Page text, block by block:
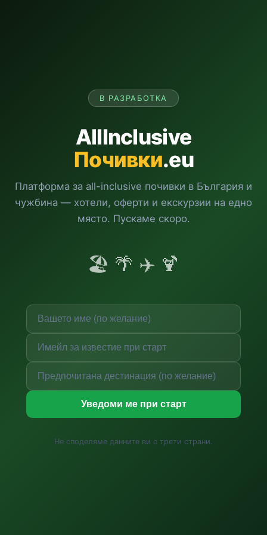
В РАЗРАБОТКА
AllInclusive
Почивки.eu
Платформа за all-inclusive почивки в България и
чужбина — хотели, оферти и екскурзии на едно
място. Пускаме скоро.
🏖️ 🌴 ✈️ 🍹
Уведоми ме при старт
Не споделяме данните ви с трети страни.